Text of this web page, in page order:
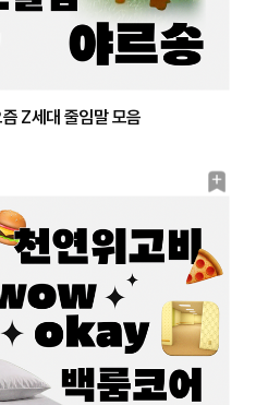
북
크
Z세대 줄임말 모음